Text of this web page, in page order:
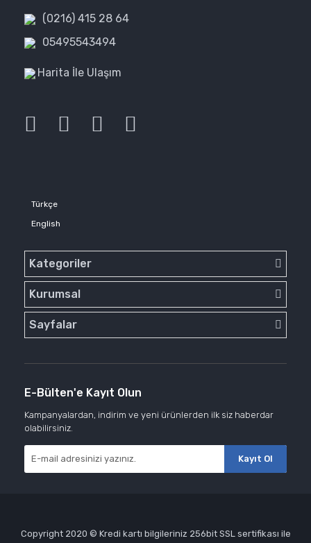
(0216) 415 28 64
05495543494
Harita İle Ulaşım
Türkçe
English
Kategoriler
Kurumsal
Sayfalar
E-Bülten'e Kayıt Olun
Kampanyalardan, indirim ve yeni ürünlerden ilk siz haberdar
olabilirsiniz.
Kayıt Ol
Copyright 2020 © Kredi kartı bilgileriniz 256bit SSL sertifikası ile